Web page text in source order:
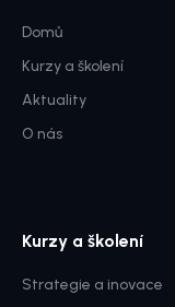
Domů
Kurzy a školení
Aktuality
O nás
Kurzy a školení
Strategie a inovace